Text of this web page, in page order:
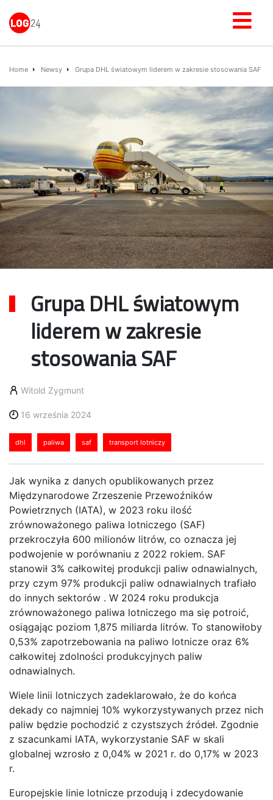
Home Newsy Grupa DHL światowym liderem w zakresie stosowania SAF
Grupa DHL światowym
liderem w zakresie
stosowania SAF
Witold Zygmunt
16 września 2024
dhl paliwa saf transport lotniczy
Jak wynika z danych opublikowanych przez
Międzynarodowe Zrzeszenie Przewoźników
Powietrznych (IATA), w 2023 roku ilość
zrównoważonego paliwa lotniczego (SAF)
przekroczyła 600 milionów litrów, co oznacza jej
podwojenie w porównaniu z 2022 rokiem. SAF
stanowił 3% całkowitej produkcji paliw odnawialnych,
przy czym 97% produkcji paliw odnawialnych trafiało
do innych sektorów . W 2024 roku produkcja
zrównoważonego paliwa lotniczego ma się potroić,
osiągając poziom 1,875 miliarda litrów. To stanowiłoby
0,53% zapotrzebowania na paliwo lotnicze oraz 6%
całkowitej zdolności produkcyjnych paliw
odnawialnych.
Wiele linii lotniczych zadeklarowało, że do końca
dekady co najmniej 10% wykorzystywanych przez nich
paliw będzie pochodzić z czystszych źródeł. Zgodnie
z szacunkami IATA, wykorzystanie SAF w skali
globalnej wzrosło z 0,04% w 2021 r. do 0,17% w 2023
r.
Europejskie linie lotnicze przodują i zdecydowanie